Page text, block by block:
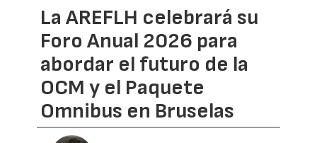
La AREFLH celebrará su
Foro Anual 2026 para
abordar el futuro de la
OCM y el Paquete
Omnibus en Bruselas